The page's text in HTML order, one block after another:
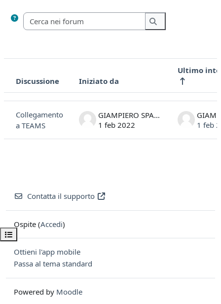
Apri indice del corso
Cerca nei forum
Cerca nei forum
Stato
Discussione Iniziato da
Ultimo
Collegamento
a TEAMS
GIAMPIERO SPALLUTO
1 feb 2022
1 feb
Contatta il supporto
Ospite (Accedi)
Ottieni l'app mobile
Passa al tema standard
Powered by Moodle